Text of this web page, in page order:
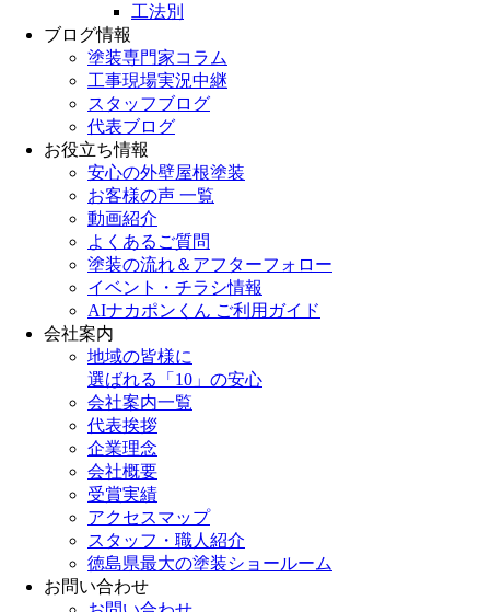
工法別
ブログ情報
塗装専門家コラム
工事現場実況中継
スタッフブログ
代表ブログ
お役立ち情報
安心の外壁屋根塗装
お客様の声 一覧
動画紹介
よくあるご質問
塗装の流れ＆アフターフォロー
イベント・チラシ情報
AIナカポンくん ご利用ガイド
会社案内
地域の皆様に
選ばれる「10」の安心
会社案内一覧
代表挨拶
企業理念
会社概要
受賞実績
アクセスマップ
スタッフ・職人紹介
徳島県最大の塗装ショールーム
お問い合わせ